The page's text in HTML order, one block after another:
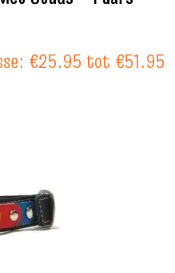
€25.95 tot €51.95